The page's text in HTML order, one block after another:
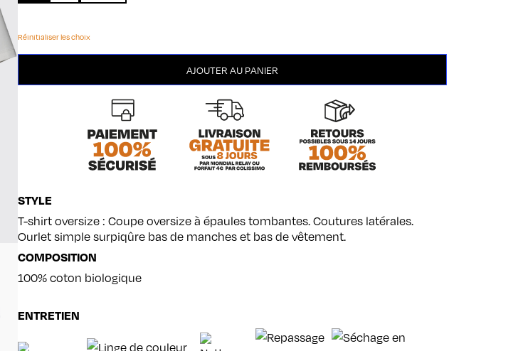
Réinitialiser les choix
AJOUTER AU PANIER
STYLE
T-shirt oversize : Coupe oversize à épaules tombantes. Coutures latérales.
Ourlet simple surpiqûre bas de manches et bas de vêtement.
COMPOSITION
100% coton biologique
ENTRETIEN